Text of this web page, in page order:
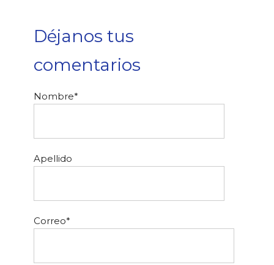
Déjanos tus
comentarios
Nombre*
Apellido
Correo*